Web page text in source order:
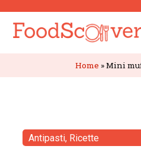
Home »Mini
Antipasti, Ricette